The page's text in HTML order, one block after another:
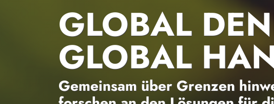
GLOBAL
GLOBAL
Gemeinsam über Grenzen